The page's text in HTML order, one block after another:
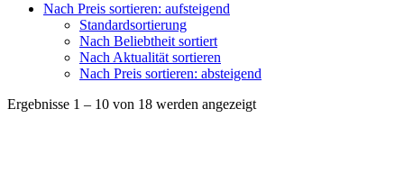
Nach Preis sortieren: aufsteigend
Standardsortierung
Nach Beliebtheit sortiert
Nach Aktualität sortieren
Nach Preis sortieren: absteigend
Ergebnisse 1 – 10 von 18 werden angezeigtNach